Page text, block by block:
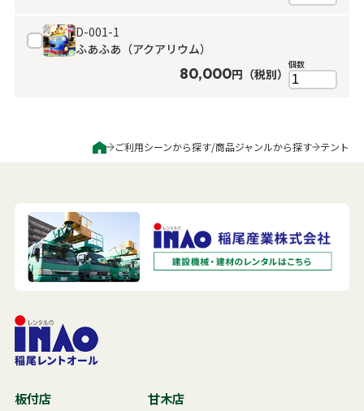
D-001-1
ふあふあ（アクアリウム）
80,000円（税別）
個数
ご利用シーンから探す/商品ジャンルから探す テント
板付店 甘木店